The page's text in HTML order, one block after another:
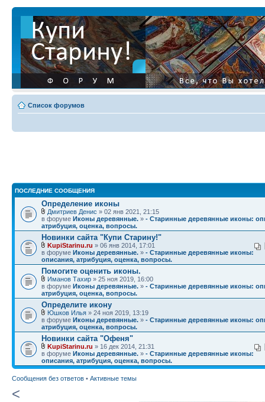
Список форумов
ПОСЛЕДНИЕ СООБЩЕНИЯ
Определение иконы
Дмитриев Денис » 02 янв 2021, 21:15
в форуме Иконы деревянные. » - Старинные деревянные иконы:
атрибуция, оценка, вопросы.
Новинки сайта "Купи Старину!"
KupiStarinu.ru » 06 янв 2014, 17:01
в форуме Иконы деревянные. » - Старинные деревянные иконы:
описания, атрибуция, оценка, вопросы.
Помогите оценить иконы.
Иманов Тахир » 25 ноя 2019, 16:00
в форуме Иконы деревянные. » - Старинные деревянные иконы:
атрибуция, оценка, вопросы.
Определите икону
Юшков Илья » 24 ноя 2019, 13:19
в форуме Иконы деревянные. » - Старинные деревянные иконы:
атрибуция, оценка, вопросы.
Новинки сайта "Офеня"
KupiStarinu.ru » 16 дек 2014, 21:31
в форуме Иконы деревянные. » - Старинные деревянные иконы:
описания, атрибуция, оценка, вопросы.
Сообщения без ответов • Активные темы
<